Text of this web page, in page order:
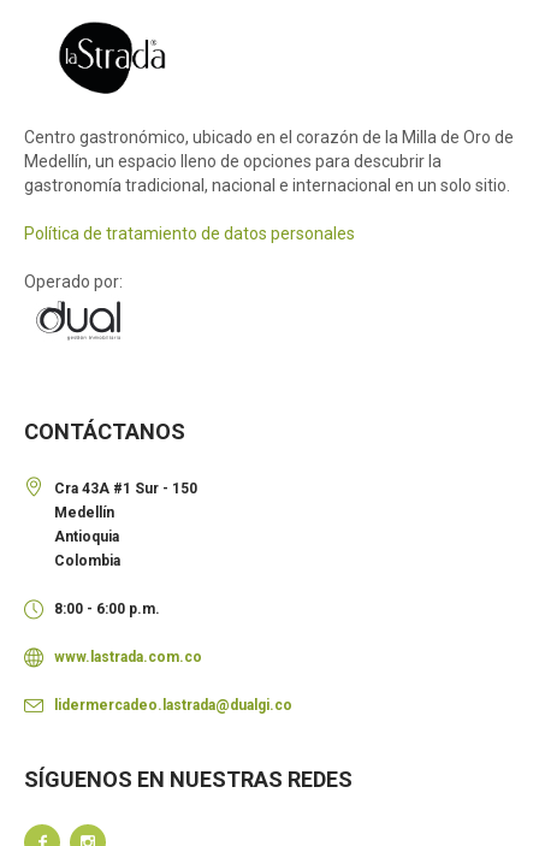
Centro gastronómico, ubicado en el corazón de la Milla de Oro de
Medellín, un espacio lleno de opciones para descubrir la
gastronomía tradicional, nacional e internacional en un solo sitio.
Política de tratamiento de datos personales
Operado por:
CONTÁCTANOS
Cra 43A #1 Sur - 150
Medellín
Antioquia
Colombia
8:00 - 6:00 p.m.
www.lastrada.com.co
lidermercadeo.lastrada@dualgi.co
SÍGUENOS EN NUESTRAS REDES